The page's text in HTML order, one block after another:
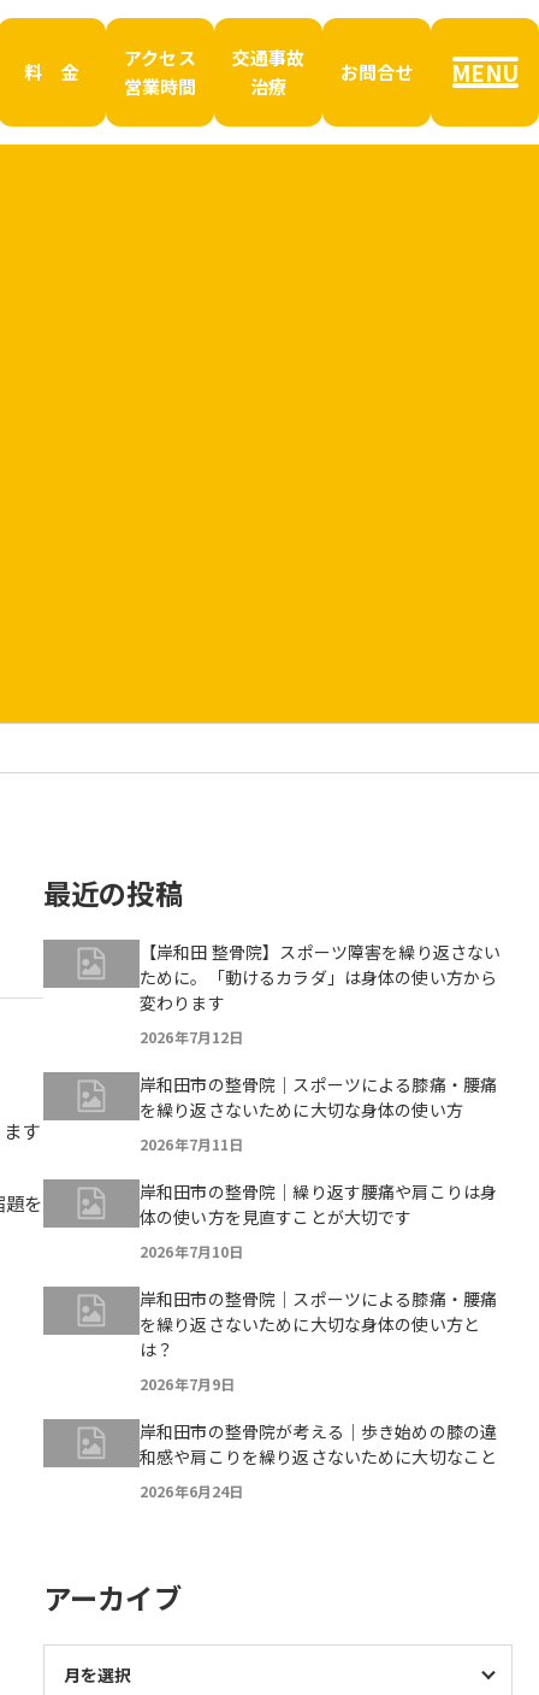
料 金
アクセス
営業時間
交通事故
治療
お問合せ MENU
す
を
最近の投稿
【岸和田 整骨院】スポーツ障害を繰り返さない
ために。「動けるカラダ」は身体の使い方から
変わります
2026年7月12日
岸和田市の整骨院｜スポーツによる膝痛・腰痛
を繰り返さないために大切な身体の使い方
2026年7月11日
岸和田市の整骨院｜繰り返す腰痛や肩こりは身
体の使い方を見直すことが大切です
2026年7月10日
岸和田市の整骨院｜スポーツによる膝痛・腰痛
を繰り返さないために大切な身体の使い方と
は？
2026年7月9日
岸和田市の整骨院が考える｜歩き始めの膝の違
和感や肩こりを繰り返さないために大切なこと
2026年6月24日
アーカイブ